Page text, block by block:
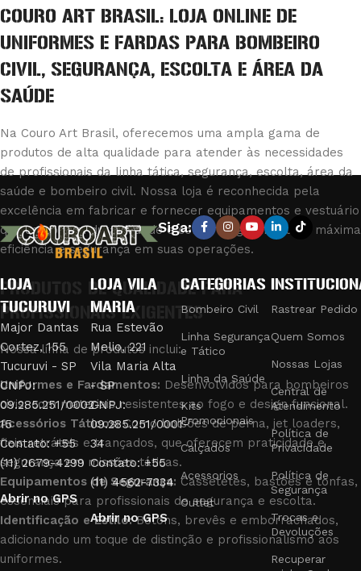
COURO ART BRASIL: LOJA ONLINE DE
UNIFORMES E FARDAS PARA BOMBEIRO
CIVIL, SEGURANÇA, ESCOLTA E ÁREA DA
SAÚDE
Na Couro Art Brasil, oferecemos uma ampla gama de
produtos de alta qualidade para atender às necessidades
de profissionais da linha tática, segurança, escolta, área da
saúde e bombeiro civil. Nossa loja é reconhecida pela
excelência em fabricar e fornecer equipamentos e vestuário
que combinam durabilidade e conforto, garantindo a máxima
eficiência e segurança em suas operações.
PRODUTOS DE QUALIDADE PARA
PROFISSIONAIS EXIGENTES
Nossa linha de produtos inclui:
Uniformes e Fardamentos: Desenvolvidos para bombeiros
civis, com materiais resistentes ao fogo e design funcional.
Acessórios Táticos:Como bolsões de perna, jet loaders,
fieis retráteis e trançados, que oferecem praticidade e
segurança em missões táticas.
Equipamentos de Segurança: Cassetetes, bastões e tonfas,
essenciais para profissionais de segurança e escolta.
Identificação e Estilo:Botons, brevês e emborrachados,
adicionando um toque de distinção e profissionalismo aos
uniformes.
Siga:
LOJA
TUCURUVI
Major Dantas
Cortez, 155
Tucuruvi - SP
CNPJ:
09.285.251/0002-
15
Contato: +55
(11) 2679-4299
Abrir no GPS
LOJA VILA
MARIA
Rua Estevão
Melio, 221
Vila Maria Alta
- SP
CNPJ:
09.285.251/0001-
34
Contato: +55
(11) 4562-7334
Abrir no GPS
CATEGORIAS
Bombeiro Civil
Linha Segurança
e Tático
Linha da Saúde
Kits
Promocionais
Calçados
Acessorios
Outlet
Rastrear Pedido
Quem Somos
Nossas Lojas
Central de
Atendimento
Política de
Privacidade
Política de
Segurança
Trocas e
Devoluções
Recuperar